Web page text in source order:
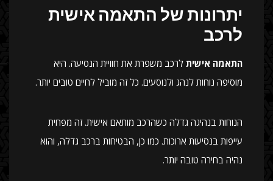
יתרונות של התאמה אישית
לרכב
התאמה אישית לרכב משפרת את חוויית הנסיעה. היא
מוסיפה נוחות לנהג ולנוסעים. כל זה מוביל לחיים טובים יותר.
הנוחות בנהיגה גדלה כשהרכב מותאם אישית. זה מפחית
עייפות בנסיעות ארוכות. כמו כן, הבטיחות ברכב גדלה, והוא
נהיה בחירה טובה יותר.